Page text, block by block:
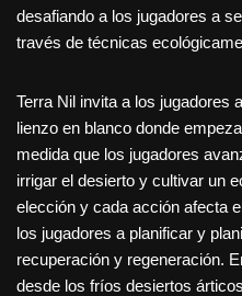
desafiando a los jugadores a
través de técnicas
Terra Nil invita a los jugadores
lienzo en blanco donde
medida que los jugadores
irrigar el desierto y cultivar un
elección y cada acción afecta
los jugadores a planificar y
recuperación y regeneración.
desde los fríos desiertos